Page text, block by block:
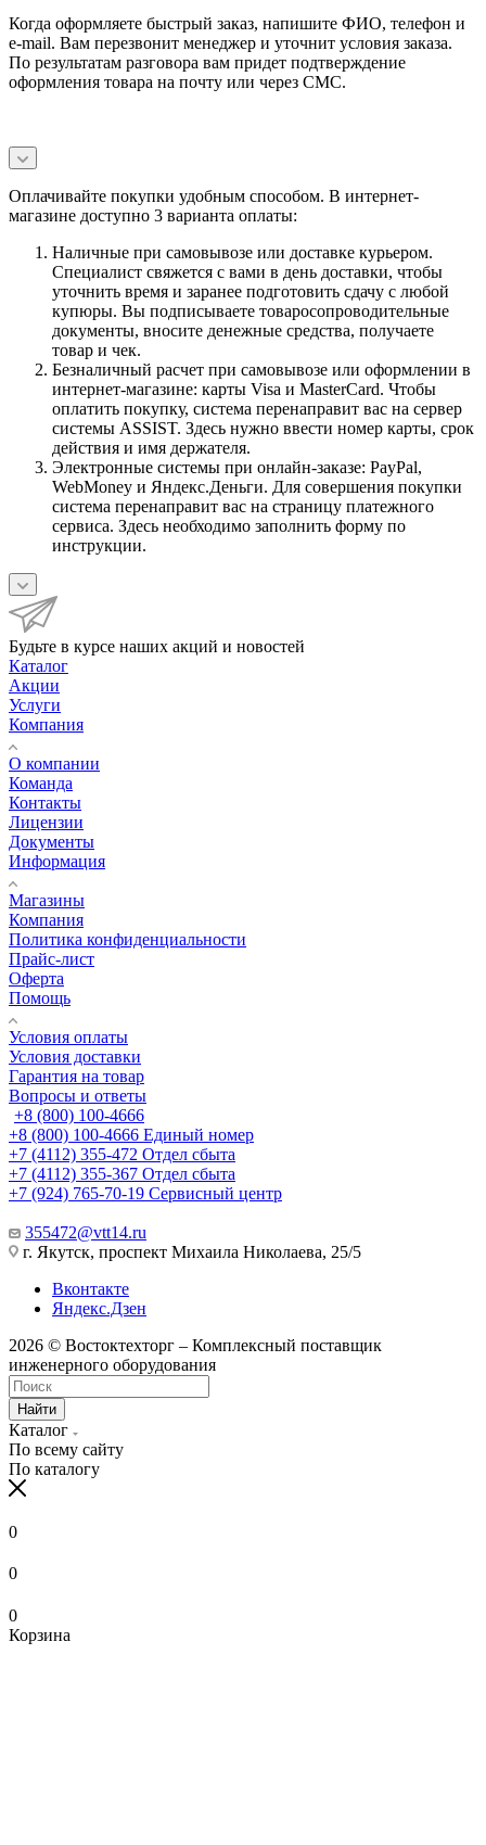
Когда оформляете быстрый заказ, напишите ФИО, телефон и
e-mail. Вам перезвонит менеджер и уточнит условия заказа.
По результатам разговора вам придет подтверждение
оформления товара на почту или через СМС.
Оплачивайте покупки удобным способом. В интернет-
магазине доступно 3 варианта оплаты:
Наличные при самовывозе или доставке курьером.
Специалист свяжется с вами в день доставки, чтобы
уточнить время и заранее подготовить сдачу с любой
купюры. Вы подписываете товаросопроводительные
документы, вносите денежные средства, получаете
товар и чек.
Безналичный расчет при самовывозе или оформлении в
интернет-магазине: карты Visa и MasterCard. Чтобы
оплатить покупку, система перенаправит вас на сервер
системы ASSIST. Здесь нужно ввести номер карты, срок
действия и имя держателя.
Электронные системы при онлайн-заказе: PayPal,
WebMoney и Яндекс.Деньги. Для совершения покупки
система перенаправит вас на страницу платежного
сервиса. Здесь необходимо заполнить форму по
инструкции.
Будьте в курсе наших акций и новостей
Каталог
Акции
Услуги
Компания
О компании
Команда
Контакты
Лицензии
Документы
Информация
Магазины
Компания
Политика конфиденциальности
Прайс-лист
Оферта
Помощь
Условия оплаты
Условия доставки
Гарантия на товар
Вопросы и ответы
+8 (800) 100-4666
+8 (800) 100-4666 Единый номер
+7 (4112) 355-472 Отдел сбыта
+7 (4112) 355-367 Отдел сбыта
+7 (924) 765-70-19 Сервисный центр
355472@vtt14.ru
г. Якутск, проспект Михаила Николаева, 25/5
Вконтакте
Яндекс.Дзен
2026 © Востоктехторг – Комплексный поставщик
инженерного оборудования
Найти
Каталог
По всему сайту
По каталогу
0
0
0
Корзина